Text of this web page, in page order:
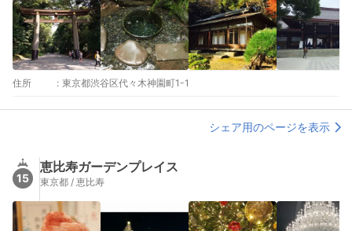
住所 : 東京都渋谷区代々木神園町1-1
シェア用のページを表示
15
恵比寿ガーデンプレイス
東京都 / 恵比寿